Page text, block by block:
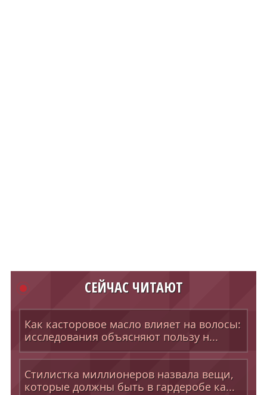
СЕЙЧАС ЧИТАЮТ
Как касторовое масло влияет на волосы:
исследования объясняют пользу н...
Стилистка миллионеров назвала вещи,
которые должны быть в гардеробе ка...